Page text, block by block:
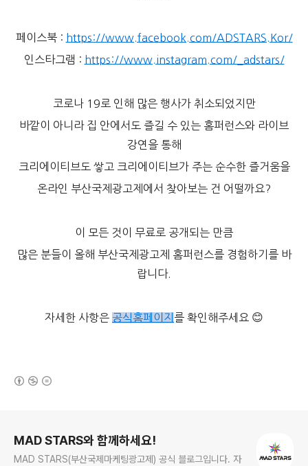
페이스북 : https://www.facebook.com/ADSTARS.Kor/
인스타그램 : https://www.instagram.com/_adstars/
코로나 19로 인해 많은 행사가 취소되었지만
바깥이 아니라 집 안에서도 즐길 수 있는 홈퍼런스와 라이브
강연을 통해
크리에이티브도 쌓고 크리에이티브가 주는 순수한 즐거움을
온라인 부산국제광고제에서 찾아보는 건 어떨까요?
이 모든 것이 무료로 공개되는 만큼
많은 분들이 올해 부산국제광고제 홈퍼런스를 경험하기를 바
랍니다.
자세한 사항은 공식홈페이지 를 확인해주세요 😊
MAD STARS와 함께하세요!
MAD STARS(부산국제마케팅광고제) 공식 블로그입니다. 자